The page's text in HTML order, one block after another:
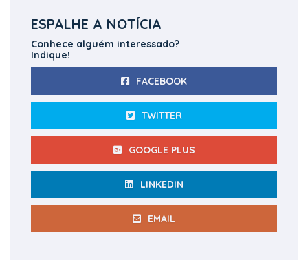
ESPALHE A NOTÍCIA
Conhece alguém interessado?
Indique!
FACEBOOK
TWITTER
GOOGLE PLUS
LINKEDIN
EMAIL